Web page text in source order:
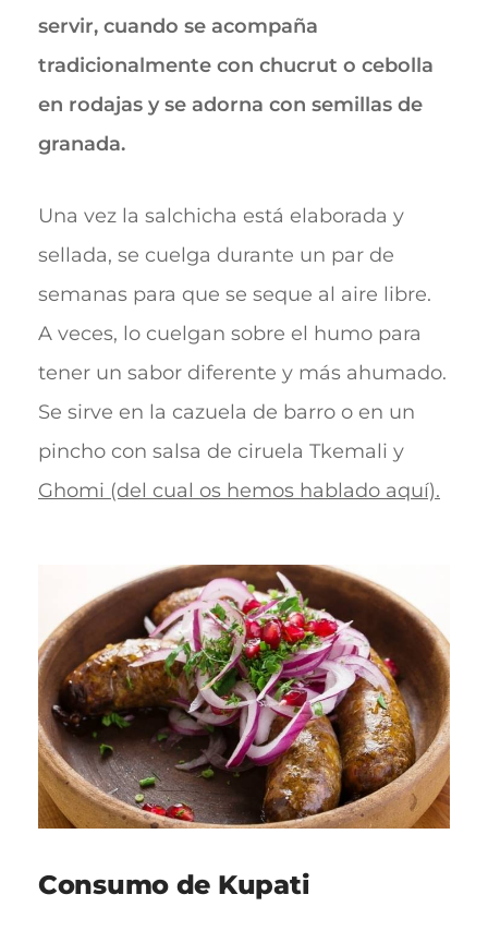
servir, cuando se acompaña
tradicionalmente con chucrut o cebolla
en rodajas y se adorna con semillas de
granada.
Una vez la salchicha está elaborada y
sellada, se cuelga durante un par de
semanas para que se seque al aire libre.
A veces, lo cuelgan sobre el humo para
tener un sabor diferente y más ahumado.
Se sirve en la cazuela de barro o en un
pincho con salsa de ciruela Tkemali y
Ghomi (del cual os hemos hablado aquí).
Consumo de Kupati